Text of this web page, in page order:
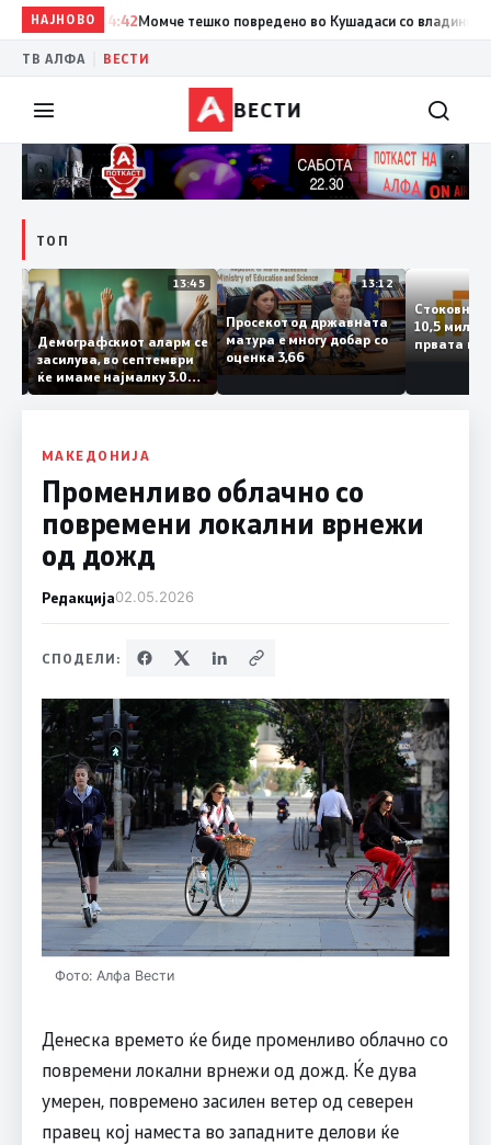
НАЈНОВО
14:42 Момче тешко повредено во Кушадаси со владиниот
ТВ АЛФА ВЕСТИ
ВЕСТИ
ТОП
14:12 13:45
Демографскиот аларм се
засилува, во септември
ќе имаме најмалку 3.000
првачиња помалку
13:12
Просекот од државната
матура е многу добар со
оценка 3,66
10,5
првата
МАКЕДОНИЈА
Променливо облачно со
повремени локални врнежи
од дожд
Редакција02.05.2026
СПОДЕЛИ:
Фото: Алфа Вести
Денеска времето ќе биде променливо облачно со
повремени локални врнежи од дожд. Ќе дува
умерен, повремено засилен ветер од северен
правец кој наместа во западните делови ќе